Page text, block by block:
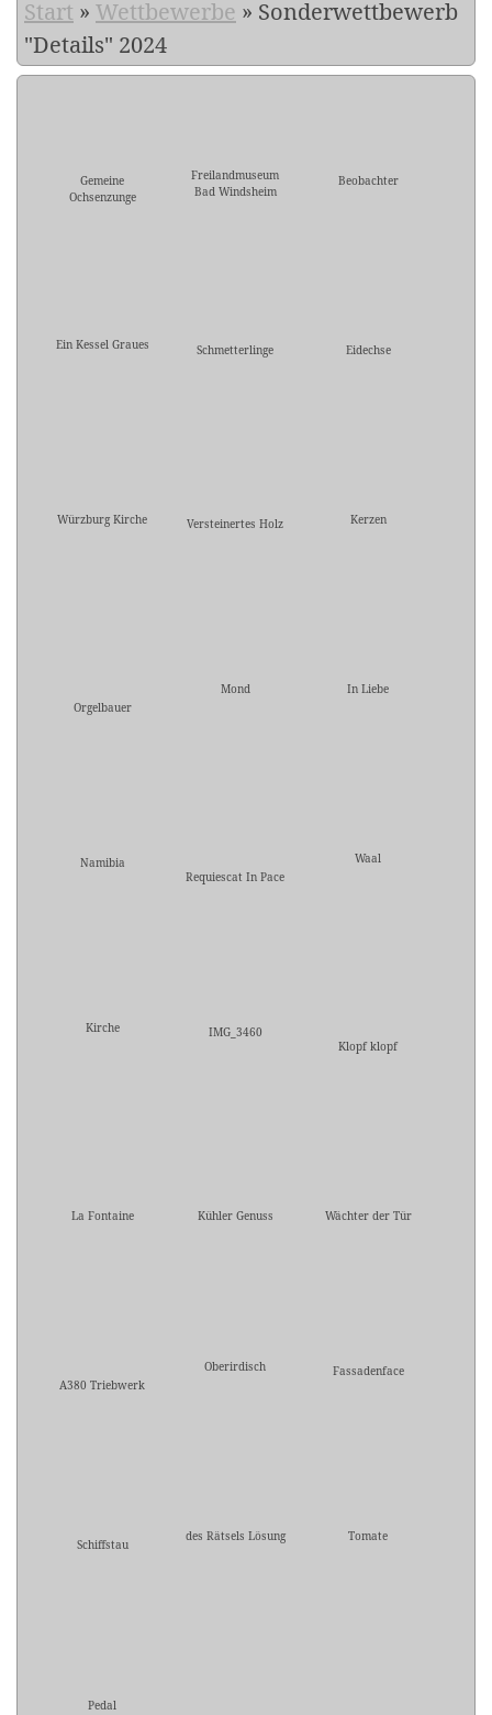
Start » Wettbewerbe » Sonderwettbewerb
"Details" 2024
Gemeine
Ochsenzunge
Freilandmuseum
Bad Windsheim
Beobachter
Ein Kessel Graues Schmetterlinge Eidechse
Würzburg Kirche Versteinertes Holz Kerzen
Orgelbauer
Mond In Liebe
Namibia
Requiescat In Pace
Waal
Kirche
IMG_3460
Klopf klopf
La Fontaine Kühler Genuss Wächter der Tür
A380 Triebwerk
Oberirdisch Fassadenface
Schiffstau
des Rätsels Lösung Tomate
Pedal